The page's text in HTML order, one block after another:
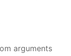
arguments